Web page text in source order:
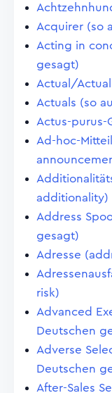
Acquirer (so
Acting in
gesagt)
Actual/
Actuals (so
Actus-purus-
Ad-hoc-
additionality)
Address
gesagt)
Adresse
risk)
Advanced
Deutschen
Adverse
Deutschen
After-Sales